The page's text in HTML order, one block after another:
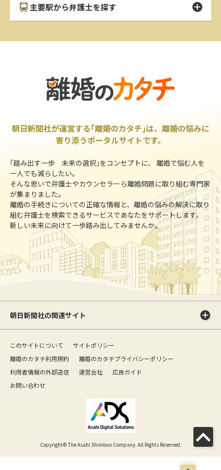
主要駅から弁護士を探す
朝日新聞社が運営する｢離婚のカタチ｣は、離婚の悩みに
寄り添うポータルサイトです。
｢踏み出す一歩 未来の選択｣をコンセプトに、 離婚で悩む人を
一人でも減らしたい。
そんな思いで弁護士やカウンセラーら離婚問題に取り組む専門家
が集まりました。
離婚の手続きについての正確な情報と、離婚の悩みの解決に取り
組む弁護士を検索できるサービスであなたをサポートします。
新しい未来に向けて一歩踏み出してみませんか。
朝日新聞社の関連サイト
このサイトについて
サイトポリシー
離婚のカタチ利用規約
離婚のカタチプライバシーポリシー
利用者情報の外部送信
運営会社
広告ガイド
お問い合わせ
Copyright© The Asahi Shimbun Company. All Rights Reserved.